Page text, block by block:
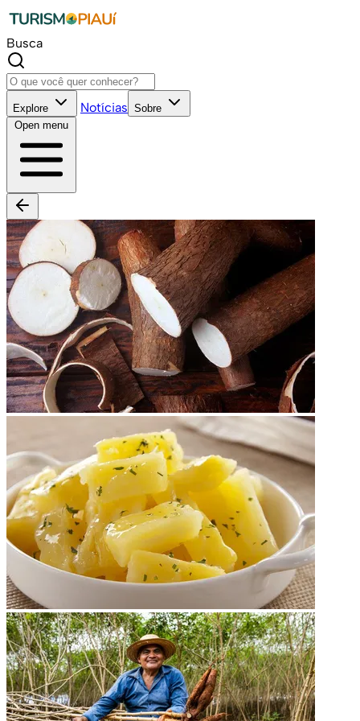
Busca
Explore Notícias Sobre
Open menu